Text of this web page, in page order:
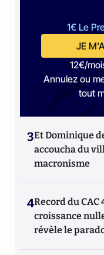
1€ Le
JE
12€/
Annulez ou
tout
3Et Dominique
accoucha du
macronisme
4Record du CAC
croissance
révèle le